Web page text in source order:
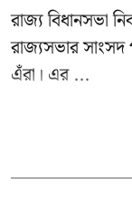
রাজ্য বিধানসভা
রাজ্যসভার
এঁরা। এর ...